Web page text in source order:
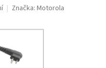
Značka: Motorola